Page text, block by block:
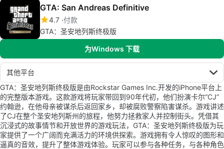
GTA: San Andreas Definitive
4.7 付款
GTA：圣安地列斯终极版
为Windows 下载
其他平台
GTA：圣安地列斯终极版是由Rockstar Games Inc.开发的iPhone平台上
的完整版本游戏。这款游戏将玩家带回到90年代初，他们扮演卡尔“CJ”
约翰逊，在他母亲被谋杀后返回家乡，却被腐败警察陷害谋杀。游戏讲述
了CJ在整个圣安地列斯州的旅程，他努力拯救家人并控制街头。凭借其
沉浸式的故事情节和开放世界的游戏玩法，GTA：圣安地列斯终极版为玩
家提供了一个广阔而充满活力的环境供探索。游戏拥有令人惊叹的图形和
逼真的音效，提升了整体游戏体验。玩家可以参与各种任务，与各种角色